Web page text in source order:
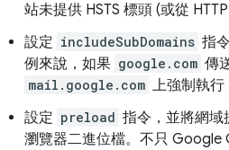
站未提供 HSTS 標頭 (或從
設定 includeSubDomains 指
例來說，如果 google.com 傳
mail.google.com 上強制執行
設定 preload 指令，並將網域
瀏覽器二進位檔。不只 Google